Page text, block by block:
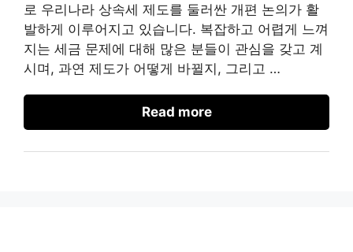
로 우리나라 상속세 제도를 둘러싼 개편 논의가 활
발하게 이루어지고 있습니다. 복잡하고 어렵게 느껴
지는 세금 문제에 대해 많은 분들이 관심을 갖고 계
시며, 과연 제도가 어떻게 바뀔지, 그리고 …
Read more